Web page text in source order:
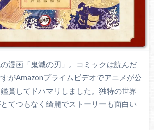
漫画「鬼滅の刃」。コミックは読んだ
がAmazonプライムビデオでアニメが公
賞してドハマリしました。独特の世界
てつもなく綺麗でストーリーも面白い